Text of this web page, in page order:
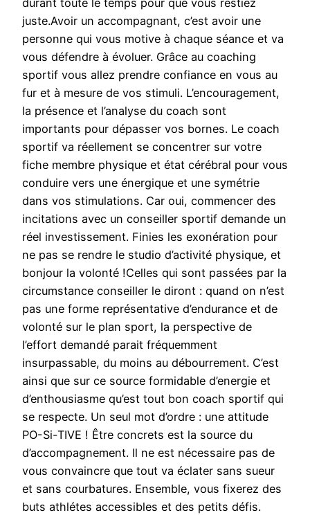
durant toute le temps pour que vous restiez
juste.Avoir un accompagnant, c’est avoir une
personne qui vous motive à chaque séance et va
vous défendre à évoluer. Grâce au coaching
sportif vous allez prendre confiance en vous au
fur et à mesure de vos stimuli. L’encouragement,
la présence et l’analyse du coach sont
importants pour dépasser vos bornes. Le coach
sportif va réellement se concentrer sur votre
fiche membre physique et état cérébral pour vous
conduire vers une énergique et une symétrie
dans vos stimulations. Car oui, commencer des
incitations avec un conseiller sportif demande un
réel investissement. Finies les exonération pour
ne pas se rendre le studio d’activité physique, et
bonjour la volonté !Celles qui sont passées par la
circumstance conseiller le diront : quand on n’est
pas une forme représentative d’endurance et de
volonté sur le plan sport, la perspective de
l’effort demandé parait fréquemment
insurpassable, du moins au débourrement. C’est
ainsi que sur ce source formidable d’energie et
d’enthousiasme qu’est tout bon coach sportif qui
se respecte. Un seul mot d’ordre : une attitude
PO-Si-TIVE ! Être concrets est la source du
d’accompagnement. Il ne est nécessaire pas de
vous convaincre que tout va éclater sans sueur
et sans courbatures. Ensemble, vous fixerez des
buts athlétes accessibles et des petits défis.